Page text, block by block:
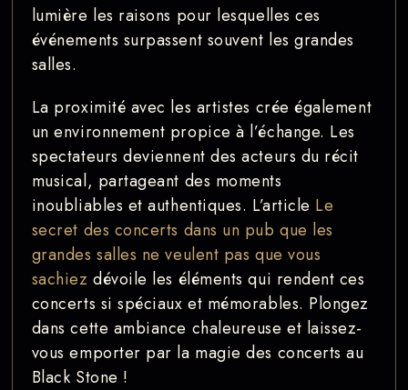
lumière les raisons pour lesquelles ces
événements surpassent souvent les grandes
salles.
La proximité avec les artistes crée également
un environnement propice à l’échange. Les
spectateurs deviennent des acteurs du récit
musical, partageant des moments
inoubliables et authentiques. L’article Le
secret des concerts dans un pub que les
grandes salles ne veulent pas que vous
sachiez dévoile les éléments qui rendent ces
concerts si spéciaux et mémorables. Plongez
dans cette ambiance chaleureuse et laissez-
vous emporter par la magie des concerts au
Black Stone !